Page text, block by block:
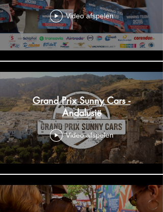
Video afspelen
Grand Prix Sunny Cars -
Andalusië
Video afspelen